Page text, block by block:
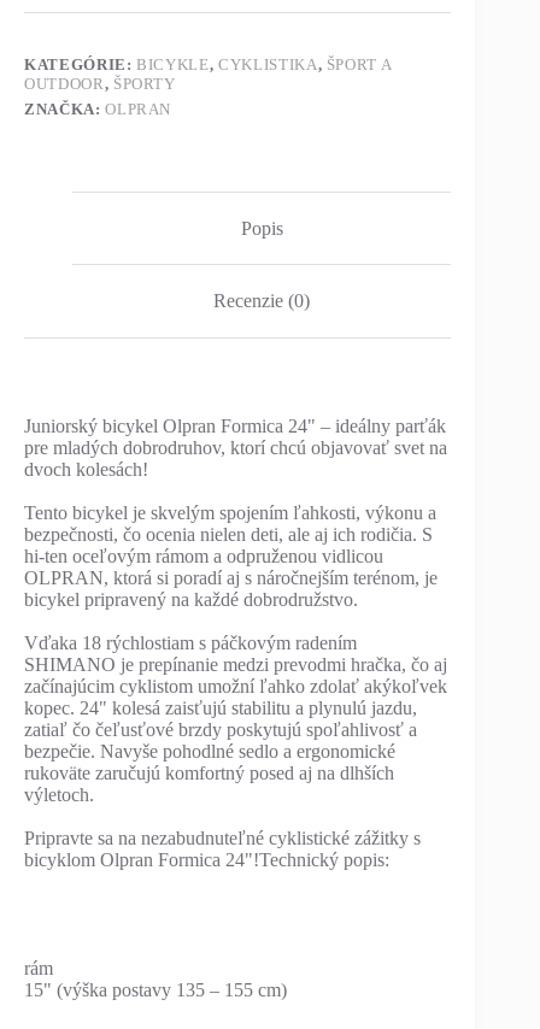
KATEGÓRIE:BICYKLE,CYKLISTIKA, ŠPORT A
OUTDOOR , ŠPORTY
ZNAČKA:OLPRAN
Popis
Recenzie (0)
Juniorský bicykel Olpran Formica 24" – ideálny parťák
pre mladých dobrodruhov, ktorí chcú objavovať svet na
dvoch kolesách!
Tento bicykel je skvelým spojením ľahkosti, výkonu a
bezpečnosti, čo ocenia nielen deti, ale aj ich rodičia. S
hi-ten oceľovým rámom a odpruženou vidlicou
OLPRAN, ktorá si poradí aj s náročnejším terénom, je
bicykel pripravený na každé dobrodružstvo.
Vďaka 18 rýchlostiam s páčkovým radením
SHIMANO je prepínanie medzi prevodmi hračka, čo aj
začínajúcim cyklistom umožní ľahko zdolať akýkoľvek
kopec. 24" kolesá zaisťujú stabilitu a plynulú jazdu,
zatiaľ čo čeľusťové brzdy poskytujú spoľahlivosť a
bezpečie. Navyše pohodlné sedlo a ergonomické
rukoväte zaručujú komfortný posed aj na dlhších
výletoch.
Pripravte sa na nezabudnuteľné cyklistické zážitky s
bicyklom Olpran Formica 24"!Technický popis:
rám
15" (výška postavy 135 – 155 cm)